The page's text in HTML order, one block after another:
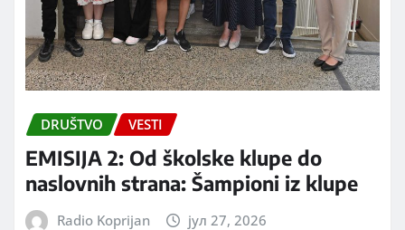
DRUŠTVO VESTI
EMISIJA 2: Od školske klupe do
naslovnih strana: Šampioni iz klupe
Radio Koprijan јул 27, 2026